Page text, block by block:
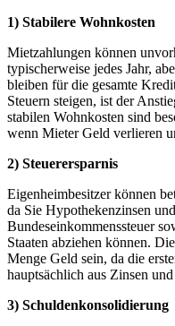
1) Stabilere Wohnkosten
Mietzahlungen können
typischerweise jedes Jahr,
bleiben für die gesamte
Steuern steigen, ist der
stabilen Wohnkosten sind
wenn Mieter Geld verlieren
2) Steuerersparnis
Eigenheimbesitzer können
da Sie Hypothekenzinsen
Bundeseinkommenssteuer
Staaten abziehen können.
Menge Geld sein, da die
hauptsächlich aus Zinsen
3) Schuldenkonsolidierung